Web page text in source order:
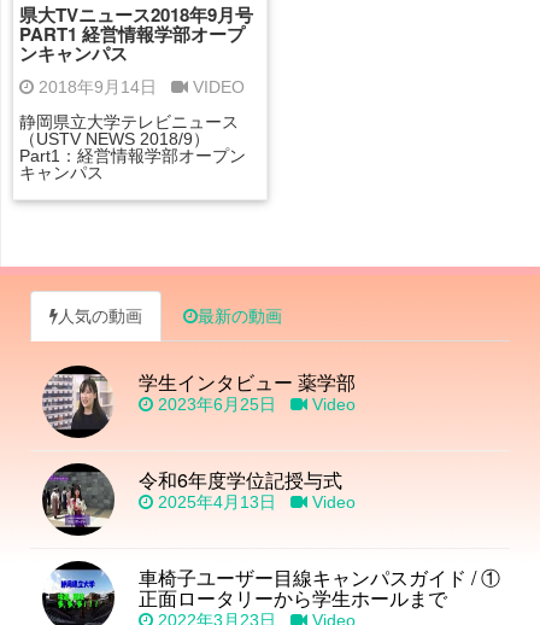
県大TVニュース2018年9月号
PART1 経営情報学部オープ
ンキャンパス
2018年9月14日
VIDEO
静岡県立大学テレビニュース
（USTV NEWS 2018/9）
Part1：経営情報学部オープン
キャンパス
人気の動画 最新の動画
学生インタビュー 薬学部
2023年6月25日 Video
令和6年度学位記授与式
2025年4月13日 Video
車椅子ユーザー目線キャンパスガイド / ①
正面ロータリーから学生ホールまで
2022年3月23日 Video